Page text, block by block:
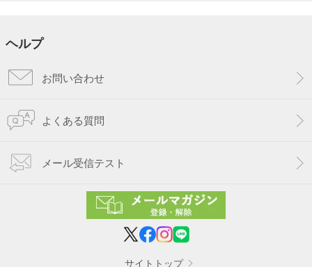
ヘルプ
お問い合わせ
よくある質問
メール受信テスト
サイトトップ